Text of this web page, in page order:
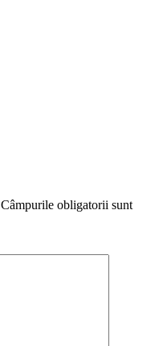
Câmpurile obligatorii sunt